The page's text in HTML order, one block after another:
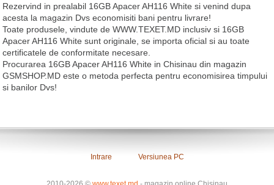
Rezervind in prealabil 16GB Apacer AH116 White si venind dupa
acesta la magazin Dvs economisiti bani pentru livrare!
Toate produsele, vindute de WWW.TEXET.MD inclusiv si 16GB
Apacer AH116 White sunt originale, se importa oficial si au toate
certificatele de conformitate necesare.
Procurarea 16GB Apacer AH116 White in Chisinau din magazin
GSMSHOP.MD este o metoda perfecta pentru economisirea timpului
si banilor Dvs!
Intrare Versiunea PC